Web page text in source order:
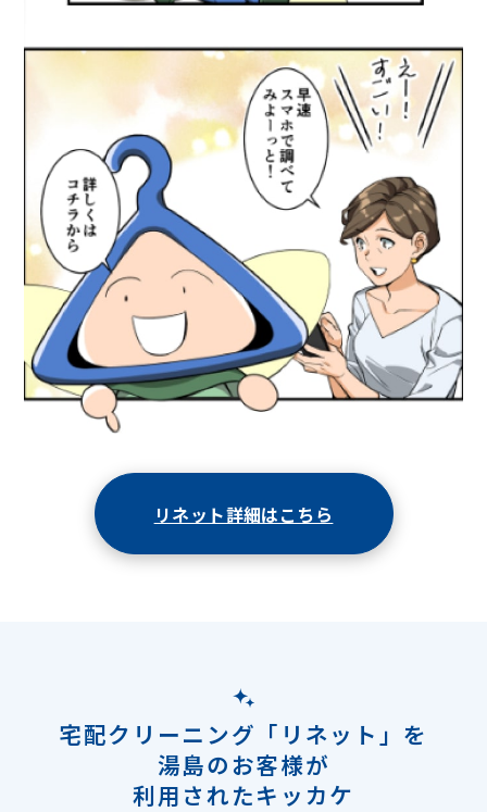
リネット詳細はこちら
宅配クリーニング「リネット」を
湯島のお客様が
利用されたキッカケ